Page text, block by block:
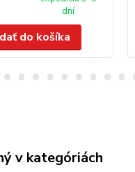
dní
do košíka
v kategóriách